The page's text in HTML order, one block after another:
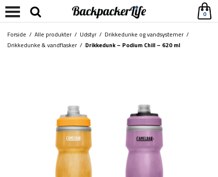
0
Forside / Alle produkter/ Udstyr/ Drikkedunke og vandsystemer/
Drikkedunke & vandflasker/ Drikkedunk – Podium Chill – 620 ml